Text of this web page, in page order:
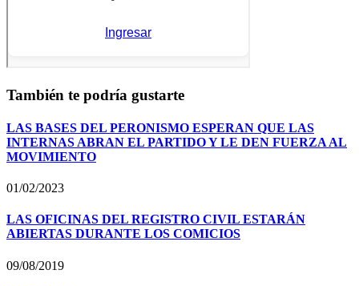
También te podría gustarte
LAS BASES DEL PERONISMO ESPERAN QUE LAS
INTERNAS ABRAN EL PARTIDO Y LE DEN FUERZA AL
MOVIMIENTO
01/02/2023
LAS OFICINAS DEL REGISTRO CIVIL ESTARÁN
ABIERTAS DURANTE LOS COMICIOS
09/08/2019